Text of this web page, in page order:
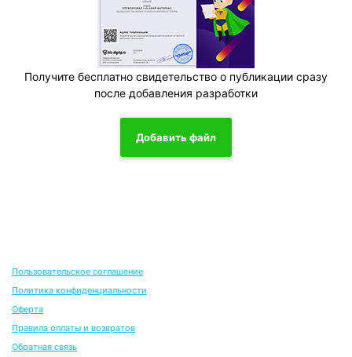
Получите бесплатно свидетельство о публикации сразу
после добавления разработки
Добавить файл
Пользовательское соглашение
Политика конфиденциальности
Оферта
Правила оплаты и возвратов
Обратная связь